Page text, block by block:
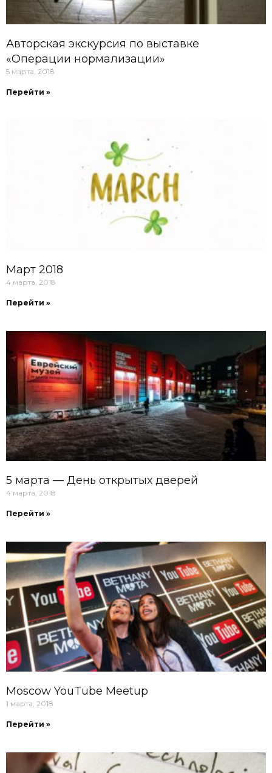
Авторская экскурсия по выставке
«Операции нормализации»
5 марта, 2018
Перейти »
Март 2018
4 марта, 2018
Перейти »
5 марта — День открытых дверей
4 марта, 2018
Перейти »
Moscow YouTube Meetup
1 марта, 2018
Перейти »